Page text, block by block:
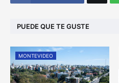
PUEDE QUE TE GUSTE
MONTEVIDEO